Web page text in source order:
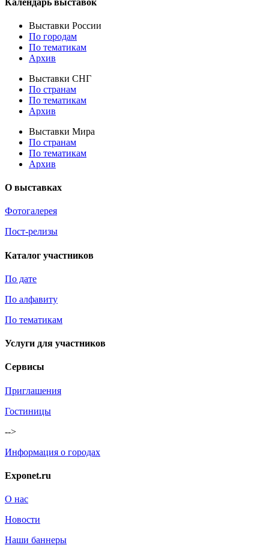
Выставки России
По городам
По тематикам
Архив
Выставки СНГ
По странам
По тематикам
Архив
Выставки Мира
По странам
По тематикам
Архив
О выставках
Фотогалерея
Пост-релизы
Каталог участников
По дате
По алфавиту
По тематикам
Услуги для участников
Сервисы
Приглашения
Гостиницы
-->
Информация о городах
Exponet.ru
О нас
Новости
Наши баннеры